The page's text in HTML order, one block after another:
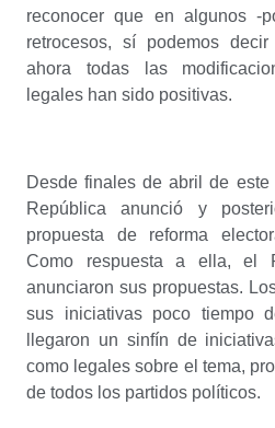
reconocer que en algunos -
retrocesos, sí podemos
ahora todas las
legales han sido positivas.
Desde finales de abril de
República anunció y
propuesta de reforma
Como respuesta a ella, el
anunciaron sus propuestas.
sus iniciativas poco tiempo
llegaron un sinfín de
como legales sobre el tema,
de todos los partidos políticos.